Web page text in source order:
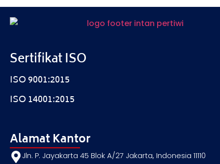
Sertifikat ISO
ISO 9001:2015
ISO 14001:2015
Alamat Kantor
Jln. P. Jayakarta 45 Blok A/27 Jakarta, Indonesia 11110